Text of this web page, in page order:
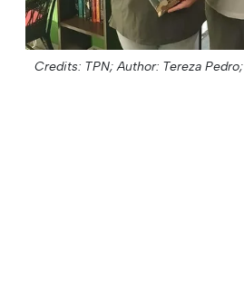
Credits: TPN; Author: Tereza Pedro;